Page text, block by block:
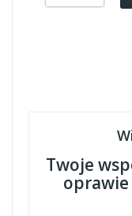
Twoje
oprawie